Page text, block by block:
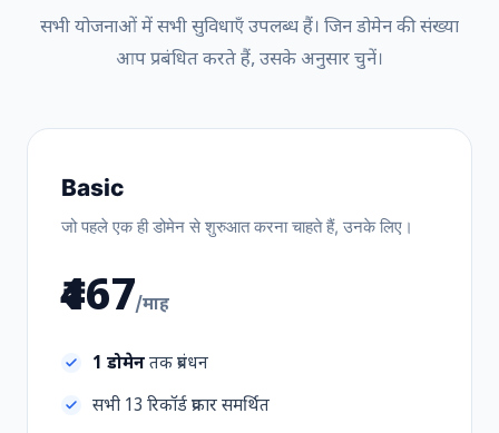
सभी योजनाओं में सभी सुविधाएँ उपलब्ध हैं। जिन डोमेन की संख्या
आप प्रबंधित करते हैं, उसके अनुसार चुनें।
Basic
जो पहले एक ही डोमेन से शुरुआत करना चाहते हैं, उनके लिए।
₹467/माह
1 डोमेन तक प्रबंधन
सभी 13 रिकॉर्ड प्रकार समर्थित